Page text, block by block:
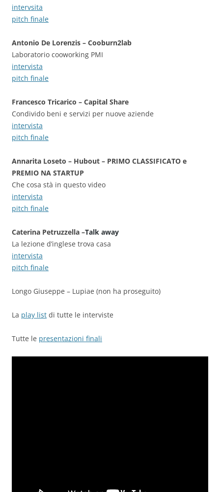
intervsita
pitch finale
Antonio De Lorenzis – Cooburn2lab
Laboratorio cooworking PMI
intervista
pitch finale
Francesco Tricarico – Capital Share
Condivido beni e servizi per nuove aziende
intervista
pitch finale
Annarita Loseto – Hubout – PRIMO CLASSIFICATO e
PREMIO NA STARTUP
Che cosa stà in questo video
intervista
pitch finale
Caterina Petruzzella –Talk away
La lezione d’inglese trova casa
intervista
pitch finale
Longo Giuseppe – Lupiae (non ha proseguito)
La play list di tutte le interviste
Tutte le presentazioni finali